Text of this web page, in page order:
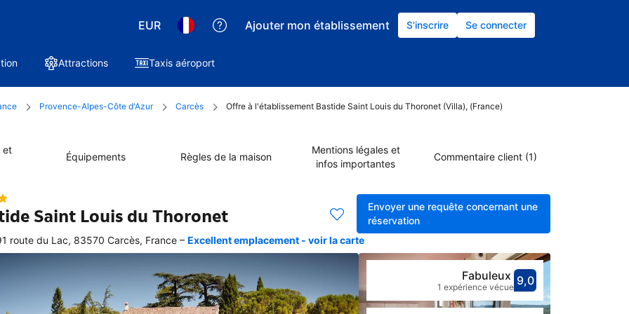
EUR Ajouter mon établissement S'inscrire Se connecter
Attractions Taxis aéroport
Provence-Alpes-Côte d'Azur Carcès Offre à l'établissement Bastide Saint Louis du Thoronet (Villa), (France)
et
Équipements Règles de la maison
Mentions légales et
infos importantes
Commentaire client (1)
Envoyer une requête concernant une
réservation
Saint Louis du Thoronet
route du Lac, 83570 Carcès, France – Excellent emplacement - voir la carte
Avec une
9,0fabuleux
Fabuleux
1 expérience vécue